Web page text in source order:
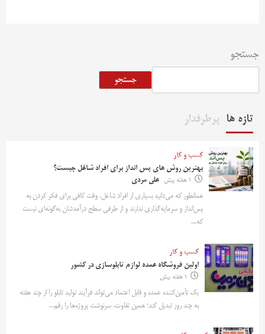
جستجو
جستجو
تازه ها پرطرفدار
کسب و کار
بهترین روش‌ های پس‌ انداز برای افراد شاغل چیست؟
1 هفته پیش
علی مردی
همانطور که می‌دانید بسیاری از افراد شاغل، وقت کافی برای فکر کردن به
پس‌انداز و سرمایه‌گذاری ندارند و از طرفی سطح درآمدشان به‌گونه‌ای نیست
که...
کسب و کار
اولین فروشگاه عمده لوازم تابلوسازی در کشور
1 هفته پیش
یک تأمین‌کننده عمده و قابل اعتماد می‌تواند فرآیند تولید تابلو را از چند هفته
به چند روز تبدیل کند؛ همین تفاوت، سرنوشت پروژه‌ها را رقم...